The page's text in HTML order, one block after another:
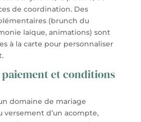
de coordination. Des
(brunch du
laïque, animations) sont
à la carte pour personnaliser
et conditions
domaine de mariage
versement d’un acompte,